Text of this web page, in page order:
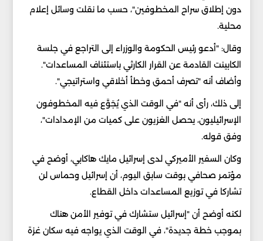
دون إطلاق سراح المخطوفين"، حسب ما نقلت وسائل إعلام
محلية.
وقال: "أدعو رئيس الحكومة والوزراء إلى التراجع في جلسة
الكابينت القادمة عن القرار الكارثي باستئناف المساعدات".
وأضاف أنه "تصرف أحمق وخطأ أخلاقي واستراتيجي".
إلى ذلك، رأى أنه "في الوقت الذي يُجَوَّع فيه المخطوفون
الإسرائيليون، يحصل الغزيون على كميات من الإمدادات"،
وفق قوله.
وكان السفير الأميركي لدى إسرائيل مايك هاكابي، أوضح في
مؤتمر صحافي بوقت سابق اليوم، أن إسرائيل وحماس لن
تشاركا في توزيع المساعدات داخل القطاع.
لكنه أوضح أن "إسرائيل ستشارك في توفير الأمن هناك
بموجب خطة جديدة"، في الوقت الذي يواجه فيه سكان غزة